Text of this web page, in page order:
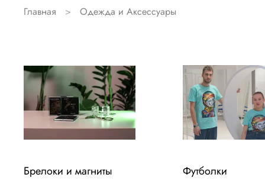
Главная Одежда и Аксессуары
Брелоки и магниты Футболки